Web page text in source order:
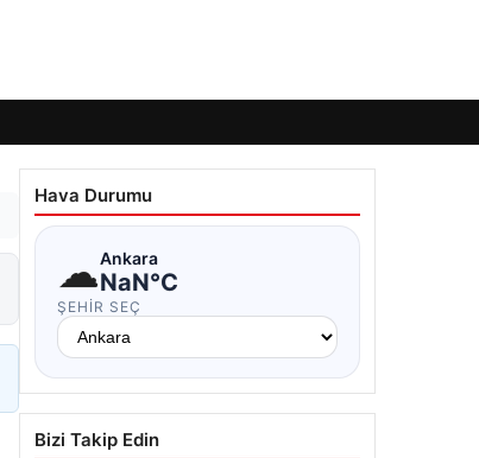
Hava Durumu
☁Ankara
NaN°C
ŞEHIR SEÇ
Bizi Takip Edin